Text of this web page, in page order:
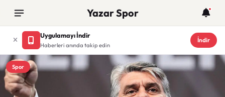
Yazar Spor
Uygulamayı İndir
Haberleri anında takip edin
İndir
Spor